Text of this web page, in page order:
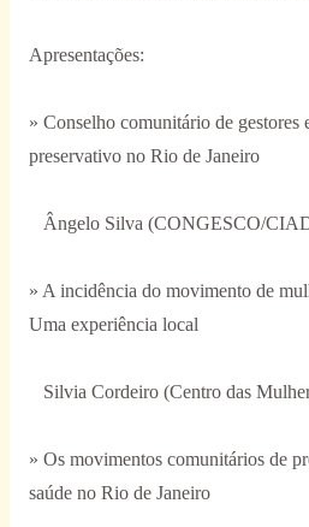
Apresentações:
» Conselho comunitário de gestores
preservativo no Rio de Janeiro
Ângelo Silva (CONGESCO/
» A incidência do movimento de
Uma experiência local
Silvia Cordeiro (Centro das
» Os movimentos comunitários de
saúde no Rio de Janeiro